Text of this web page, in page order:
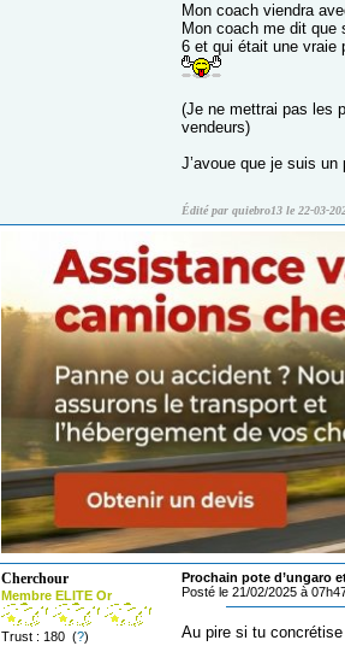
Mon coach viendra
Mon coach me dit que
6 et qui était une vraie
(Je ne mettrai pas les
vendeurs)
J’avoue que je suis
Édité par quiebro13 le 22-03-
Cherchour
Membre ELITE Or
Trust : 180 (?)
Prochain pote d’ungaro
Posté le 21/02/2025 à
Au pire si tu concrétise